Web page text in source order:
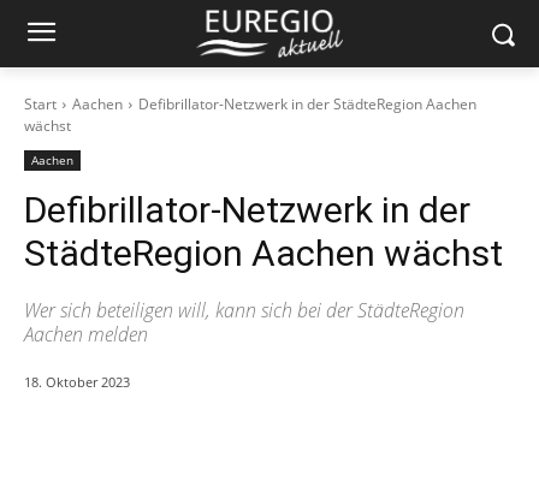
Start Aachen
Defibrillator-Netzwerk in der StädteRegion Aachen
wächst
Aachen
Defibrillator-Netzwerk in der
StädteRegion Aachen wächst
Wer sich beteiligen will, kann sich bei der StädteRegion
Aachen melden
18. Oktober 2023